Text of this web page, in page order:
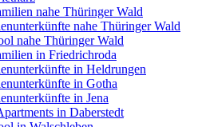
nahe Thüringer Wald
nahe Thüringer Wald
nahe Thüringer Wald
in Friedrichroda
in Heldrungen
in Gotha
in Jena
in Daberstedt